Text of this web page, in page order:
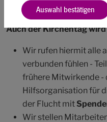
der Unterstützung aller,
Auch der Kirchentag
Wir rufen hiermit alle
verbunden fühlen -
frühere Mitwirkende -
Hilfsorganisation für
der Flucht mit Spen
Wir stellen
Auswahl bestätigen